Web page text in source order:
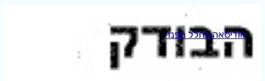
לתוכן
אודיסאה בחלל הפנוי